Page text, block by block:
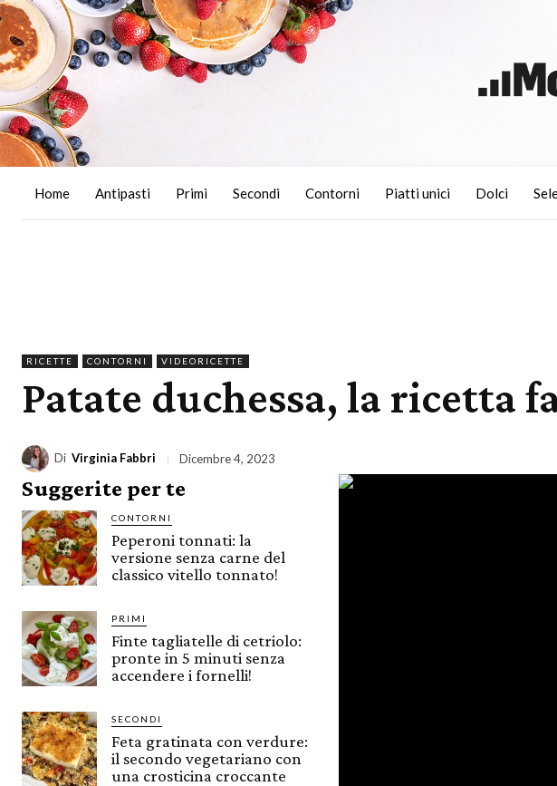
Home Antipasti Primi Secondi Contorni Piatti unici Dolci
RICETTE CONTORNI VIDEORICETTE
Patate duchessa, la ricetta
Di Virginia Fabbri Dicembre 4, 2023
Suggerite per te
CONTORNI
Peperoni tonnati: la
versione senza carne del
classico vitello tonnato!
PRIMI
Finte tagliatelle di cetriolo:
pronte in 5 minuti senza
accendere i fornelli!
SECONDI
Feta gratinata con verdure:
il secondo vegetariano con
una crosticina croccante